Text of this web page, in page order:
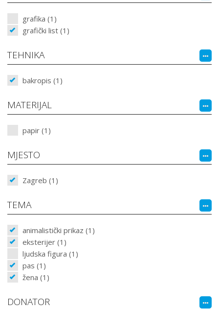
grafika (1)
grafički list (1)
TEHNIKA
bakropis (1)
MATERIJAL
papir (1)
MJESTO
Zagreb (1)
TEMA
animalistički prikaz (1)
eksterijer (1)
ljudska figura (1)
pas (1)
žena (1)
DONATOR